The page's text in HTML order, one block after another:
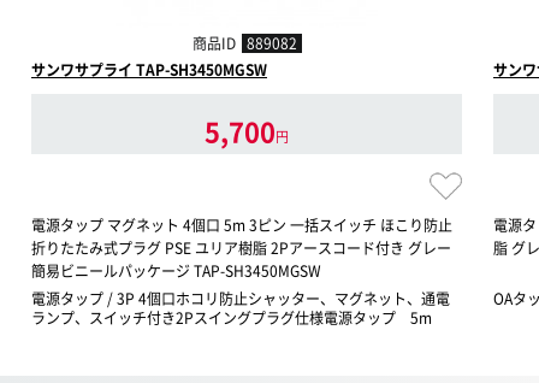
商品ID 889082
サンワサプライ TAP-SH3450MGSW
5,700円
電源タップ マグネット 4個口 5m 3ピン 一括スイッチ ほこり防止
折りたたみ式プラグ PSE ユリア樹脂 2Pアースコード付き グレー
簡易ビニールパッケージ TAP-SH3450MGSW
電源タップ / 3P 4個口ホコリ防止シャッター、マグネット、通電
ランプ、スイッチ付き2Pスイングプラグ仕様電源タップ 5m
サン
電源
脂 グ
OAタ